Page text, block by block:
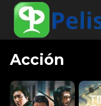
Acción